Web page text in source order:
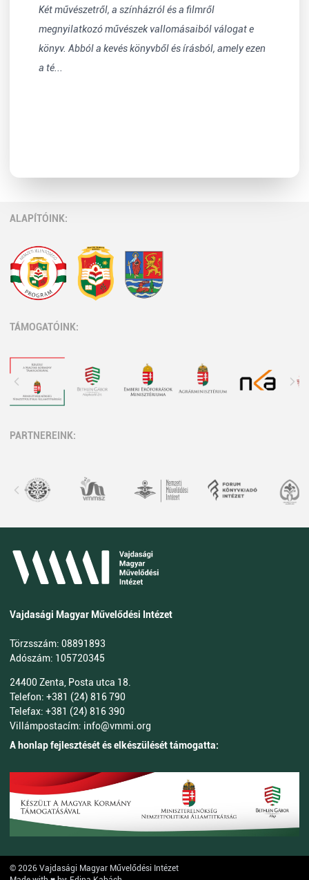
Két művészetről, a színházról és a filmről
megnyilatkozó művészek vallomásaiból válogat e
könyv. Abból a kevés könyvből és írásból, amely ezen
a té...
ALAPÍTÓINK:
TÁMOGATÓINK:
PARTNEREINK:
Vajdasági Magyar Művelődési Intézet
Törzsszám: 08891893
Adószám: 105720345
24400 Zenta, Posta utca 18.
Telefon: +381 (24) 816 790
Telefax: +381 (24) 816 390
Villámpostacím: info@vmmi.org
A honlap fejlesztését és elkészülését támogatta:
© 2026 Vajdasági Magyar Művelődési Intézet